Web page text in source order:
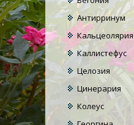
Антирринум
Кальцеолярия
Каллистефус
Целозия
Цинерария
Колеус